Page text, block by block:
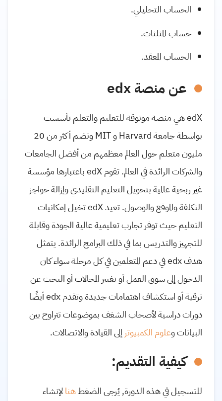
الحساب التحليلي.
حساب المثلثات.
الحساب المعقد.
عن منصة edx
edX هي منصة موثوقة للتعليم والتعلم تأسست
بواسطة جامعة Harvard و MIT وتضم أكثر من 20
مليون متعلم حول العالم معظمهم من أفضل الجامعات
والشركات الرائدة في العالم. تقوم edX باعتبارها مؤسسة
غير ربحية عالمية بتحويل التعليم التقليدي وإزالة حواجز
التكلفة والموقع والوصول. تعيد edX تخيل إمكانيات
التعليم حيث توفر تجارب تعليمية عالية الجودة وقابلة
للتجهيز والتدريس بما في ذلك البرامج الرائدة. يتمثل
هدف edx في دعم المتعلمين في كل مرحلة سواء كان
الدخول إلى سوق العمل أو تغيير المجالات أو البحث عن
ترقية أو استكشاف اهتمامات جديدة وتقدم edx أيضًا
دورات دراسية لأصحاب الشغف بموضوعات تتراوح بين
البيانات وعلوم الكمبيوتر إلى القيادة والاتصالات.
كيفية التقديم:
للتسجيل في هذه الدورة, يُرجى الضغطهنالإنشاء